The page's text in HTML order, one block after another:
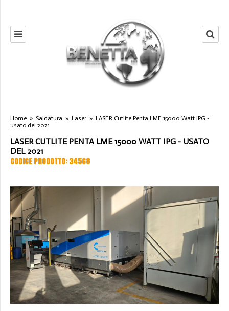
Home » Saldatura » Laser » LASER Cutlite Penta LME 15000 Watt IPG -
usato del 2021
LASER CUTLITE PENTA LME 15000 WATT IPG - USATO
DEL 2021
CODICE PRODOTTO: 34568